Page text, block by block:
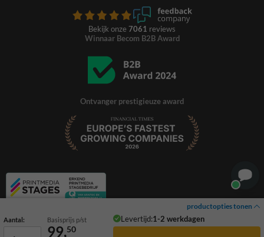
productopties tonen
Aantal: Basisprijs p/st Levertijd:1-2 werkdagen
99,50
Bekijk onze 7061 reviews
Winnaar Becom B2B Award
Ontvanger prestigieuze award